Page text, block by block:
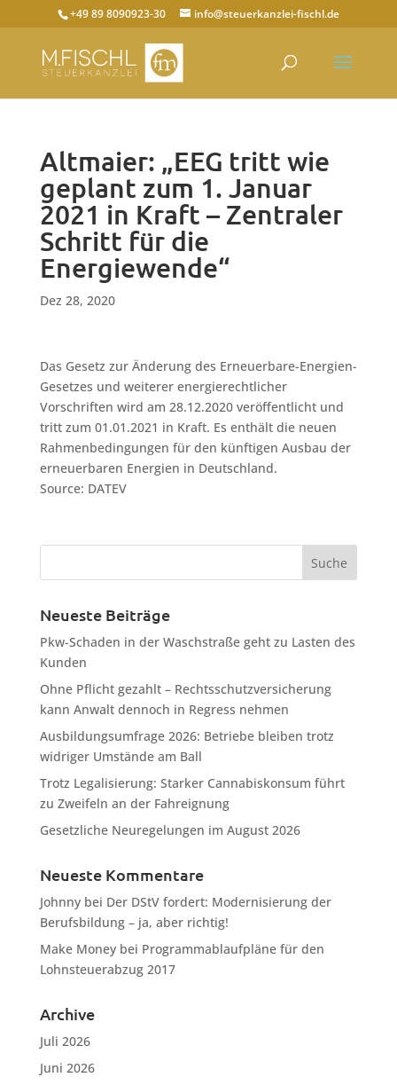
+49 89 8090923-30 info@steuerkanzlei-fischl.de
Altmaier: „EEG tritt wie
geplant zum 1. Januar
2021 in Kraft – Zentraler
Schritt für die
Energiewende“
Dez 28, 2020
Das Gesetz zur Änderung des Erneuerbare-Energien-
Gesetzes und weiterer energierechtlicher
Vorschriften wird am 28.12.2020 veröffentlicht und
tritt zum 01.01.2021 in Kraft. Es enthält die neuen
Rahmenbedingungen für den künftigen Ausbau der
erneuerbaren Energien in Deutschland.
Source: DATEV
Neueste Beiträge
Pkw-Schaden in der Waschstraße geht zu Lasten des
Kunden
Ohne Pflicht gezahlt – Rechtsschutzversicherung
kann Anwalt dennoch in Regress nehmen
Ausbildungsumfrage 2026: Betriebe bleiben trotz
widriger Umstände am Ball
Trotz Legalisierung: Starker Cannabiskonsum führt
zu Zweifeln an der Fahreignung
Gesetzliche Neuregelungen im August 2026
Neueste Kommentare
Johnnybei Der DStV fordert: Modernisierung der
Berufsbildung – ja, aber richtig!
Make Moneybei Programmablaufpläne für den
Lohnsteuerabzug 2017
Archive
Juli 2026
Juni 2026